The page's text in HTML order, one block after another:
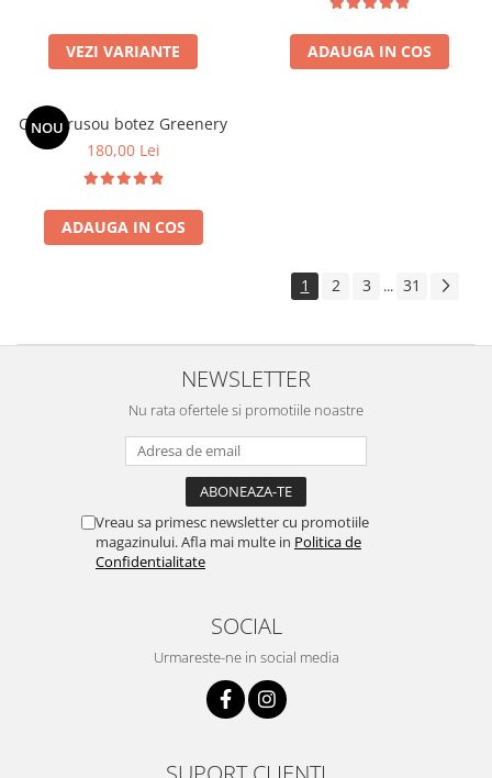
VEZI VARIANTE ADAUGA IN COS
NOU
Cutie trusou botez Greenery
180,00 Lei
ADAUGA IN COS
1 2 3 ... 31
NEWSLETTER
Nu rata ofertele si promotiile noastre
Vreau sa primesc newsletter cu promotiile
magazinului. Afla mai multe in Politica de
Confidentialitate
SOCIAL
Urmareste-ne in social media